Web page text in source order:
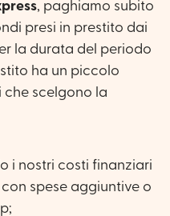
, paghiamo subito
presi in prestito dai
la durata del periodo
ha un piccolo
che scelgono la
i nostri costi finanziari
spese aggiuntive o